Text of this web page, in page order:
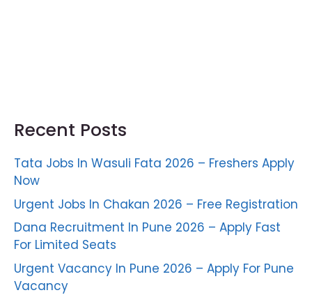
Recent Posts
Tata Jobs In Wasuli Fata 2026 – Freshers Apply
Now
Urgent Jobs In Chakan 2026 – Free Registration
Dana Recruitment In Pune 2026 – Apply Fast
For Limited Seats
Urgent Vacancy In Pune 2026 – Apply For Pune
Vacancy